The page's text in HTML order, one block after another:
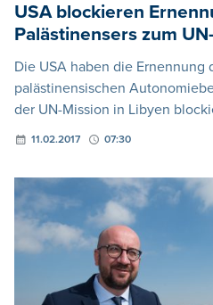
USA blockieren
Palästinensers zum
Die USA haben die Ernennung
palästinensischen
der UN-Mission in Libyen
11.02.2017 07:30